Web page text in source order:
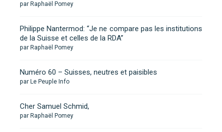
par Raphaël Pomey
Philippe Nantermod: “Je ne compare pas les institutions
de la Suisse et celles de la RDA”
par Raphaël Pomey
Numéro 60 – Suisses, neutres et paisibles
par Le Peuple Info
Cher Samuel Schmid,
par Raphaël Pomey